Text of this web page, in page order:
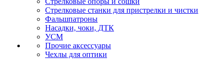
Стрелковые станки для пристрелки и чистки
Фальшпатроны
Насадки, чоки, ДТК
УСМ
Прочие аксессуары
Чехлы для оптики